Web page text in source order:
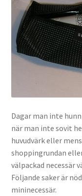
Dagar man inte
när man inte sovit
huvudvärk eller
shoppingrundan
välpackad necessär
Följande saker är
mininecessär.